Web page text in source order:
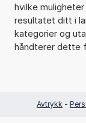
hvilke
resultatet ditt i
kategorier og
håndterer dette
Avtrykk -